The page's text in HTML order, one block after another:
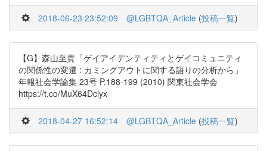
2018-06-23 23:52:09 @LGBTQA_Article (投稿一覧)
【G】森山至貴「ゲイアイデンティティとゲイコミュニティ
の関係性の変遷 : カミングアウトに関する語りの分析から」
年報社会学論集 23号 P.188-199 (2010) 関東社会学会
https://t.co/MuX64Dclyx
2018-04-27 16:52:14 @LGBTQA_Article (投稿一覧)